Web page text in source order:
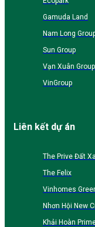
Gamuda Land
Nam Long
Sun Group
Vạn Xuân Group
VinGroup
Liên kết dự án
The Prive Đất
The Felix
Vinhomes
Nhơn Hội New
Khải Hoàn